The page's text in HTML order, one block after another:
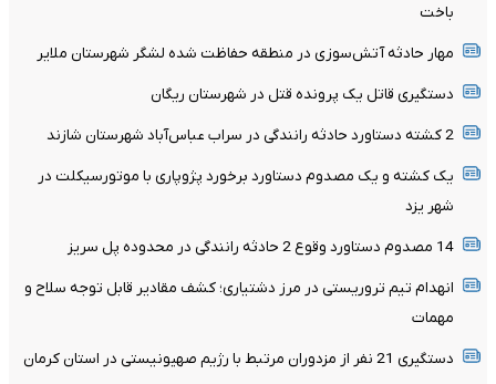
باخت
مهار حادثه آتش‌سوزی در منطقه حفاظت شده لشگر شهرستان ملایر
دستگیری قاتل یک پرونده قتل در شهرستان ریگان
2 کشته دستاورد حادثه رانندگی در سراب عباس‌آباد شهرستان شازند
یک کشته و یک مصدوم دستاورد برخورد پژوپاری با موتورسیکلت در
شهر یزد
14 مصدوم دستاورد وقوع 2 حادثه رانندگی در محدوده پل سریز
انهدام تیم تروریستی در مرز دشتیاری؛ کشف مقادیر قابل توجه سلاح و
مهمات
دستگیری 21 نفر از مزدوران مرتبط با رژیم صهیونیستی در استان کرمان